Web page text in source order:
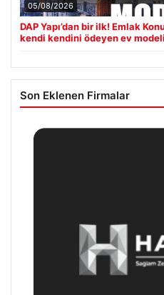
05/08/2026
DAP Yapı’dan bir ilk! Emlak
kendi kendini ödeyen ev modeli
Son Eklenen Firmalar